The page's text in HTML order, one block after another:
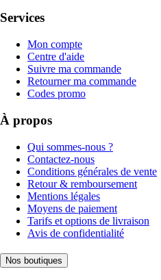
Services
Mon compte
Centre d'aide
Suivre ma commande
Retourner ma commande
Codes promo
À propos
Qui sommes-nous ?
Contactez-nous
Conditions générales de vente
Retour & remboursement
Mentions légales
Moyens de paiement
Tarifs et options de livraison
Avis de confidentialité
Nos boutiques